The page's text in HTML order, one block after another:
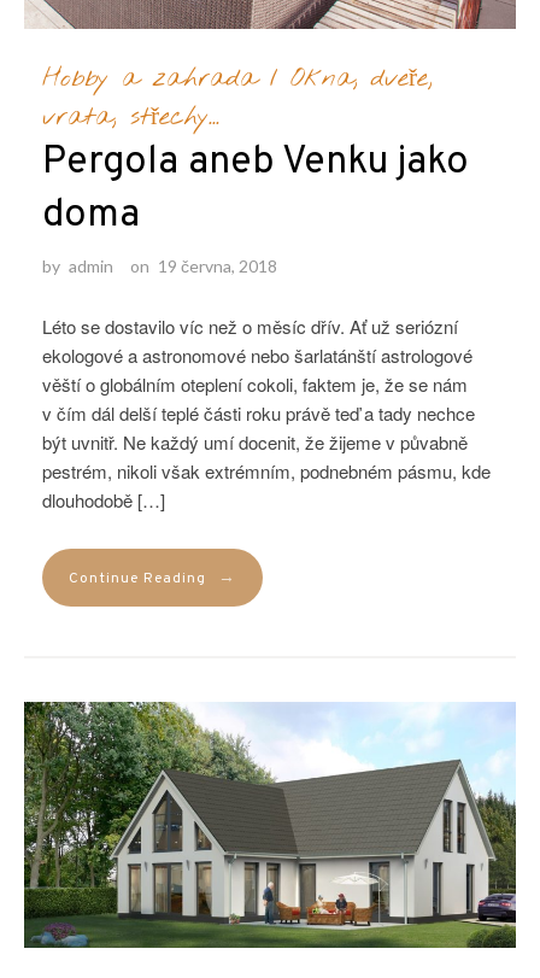
Hobby a zahrada/ Okna, dveře,
vrata, střechy...
Pergola aneb Venku jako
doma
by admin on 19 června, 2018
Léto se dostavilo víc než o měsíc dřív. Ať už seriózní
ekologové a astronomové nebo šarlatánští astrologové
věští o globálním oteplení cokoli, faktem je, že se nám
v čím dál delší teplé části roku právě teď a tady nechce
být uvnitř. Ne každý umí docenit, že žijeme v půvabně
pestrém, nikoli však extrémním, podnebném pásmu, kde
dlouhodobě […]
Continue Reading →